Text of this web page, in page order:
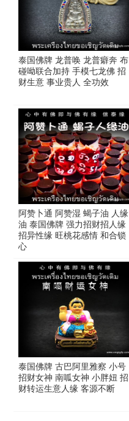
泰国佛牌 龙普唤 龙普癖奔 布
碰呦联合加持 手模七龙佛 招
财生意 事业贵人 全功效
阿赞卜通 阿赞湿 蝎子油 人缘
油 泰国佛牌 强力招财招人缘
招异性缘 旺桃花感情 和合锁
心
泰国佛牌 古巴阿里雅察 小号
招财女神 南呱女神 小胖妞 招
财转运生意人缘 客源不断